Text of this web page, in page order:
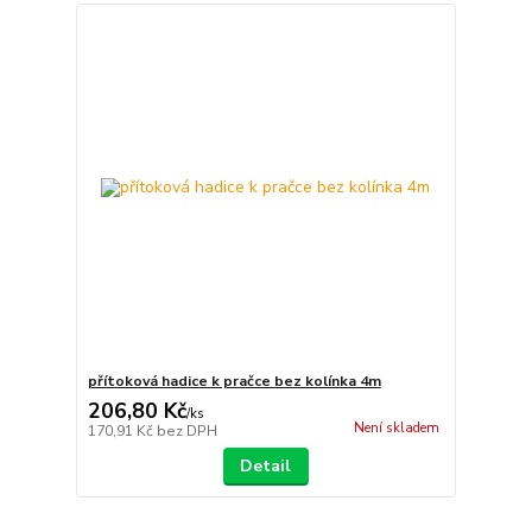
přítoková hadice k pračce bez kolínka 4m
206,80 Kč/ks
170,91 Kč bez DPH Není skladem
Detail